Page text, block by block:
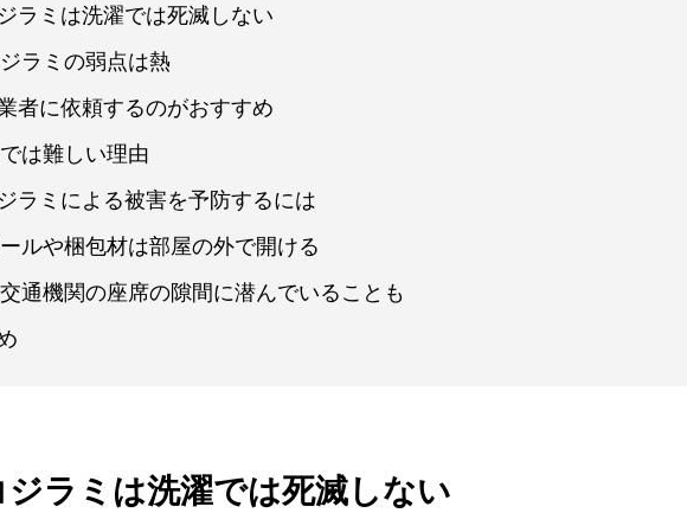
ラミは洗濯では死滅しない
ラミの弱点は熱
者に依頼するのがおすすめ
は難しい理由
ラミによる被害を予防するには
ルや梱包材は部屋の外で開ける
通機関の座席の隙間に潜んでいることも
ジラミは洗濯では死滅しない